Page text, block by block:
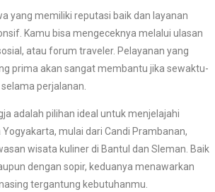
yang memiliki reputasi baik dan layanan
Kamu bisa mengeceknya melalui ulasan
atau forum traveler. Pelayanan yang
prima akan sangat membantu jika sewaktu-
perjalanan.
adalah pilihan ideal untuk menjelajahi
mulai dari Candi Prambanan,
wisata kuliner di Bantul dan Sleman. Baik
dengan sopir, keduanya menawarkan
tergantung kebutuhanmu.